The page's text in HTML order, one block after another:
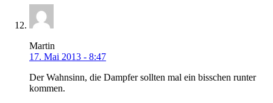
Martin
17. Mai 2013 - 8:47
Der Wahnsinn, die Dampfer sollten mal ein bisschen runter
kommen.